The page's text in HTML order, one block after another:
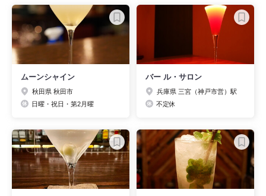
ムーンシャイン
秋田県 秋田市
日曜・祝日・第2月曜
バー ル・サロン
兵庫県 三宮（神戸市営）駅
不定休